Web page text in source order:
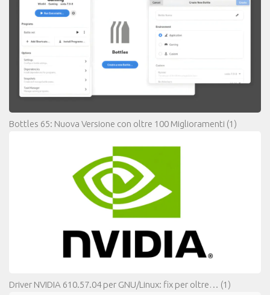
Bottles 65: Nuova Versione con oltre 100 Miglioramenti (1)
Driver NVIDIA 610.57.04 per GNU/Linux: fix per oltre… (1)